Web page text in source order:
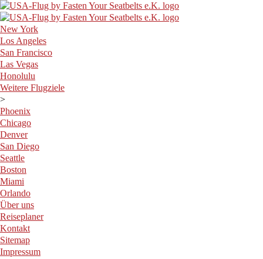
New York
Los Angeles
San Francisco
Las Vegas
Honolulu
Weitere Flugziele
>
Phoenix
Chicago
Denver
San Diego
Seattle
Boston
Miami
Orlando
Über uns
Reiseplaner
Kontakt
Sitemap
Impressum